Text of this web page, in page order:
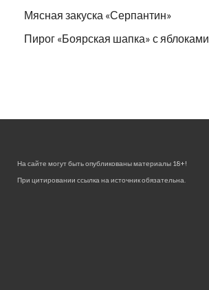
Мясная закуска «Серпантин»
Пирог «Боярская шапка» с яблоками
На сайте могут быть опубликованы материалы 18+!
При цитировании ссылка на источник обязательна.